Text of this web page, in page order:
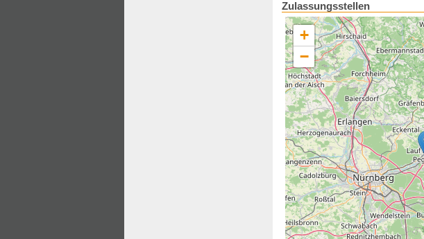
Zulassungsstellen
+
−